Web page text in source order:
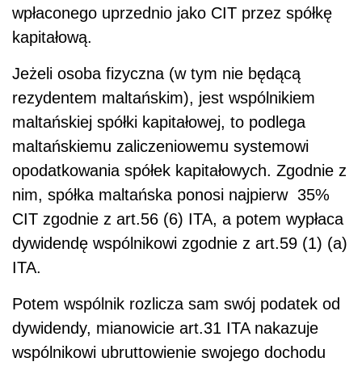
wpłaconego uprzednio jako CIT przez spółkę
kapitałową.
Jeżeli osoba fizyczna (w tym nie będącą
rezydentem maltańskim), jest wspólnikiem
maltańskiej spółki kapitałowej, to podlega
maltańskiemu zaliczeniowemu systemowi
opodatkowania spółek kapitałowych. Zgodnie z
nim, spółka maltańska ponosi najpierw 35%
CIT zgodnie z art.56 (6) ITA, a potem wypłaca
dywidendę wspólnikowi zgodnie z art.59 (1) (a)
ITA.
Potem wspólnik rozlicza sam swój podatek od
dywidendy, mianowicie art.31 ITA nakazuje
wspólnikowi ubruttowienie swojego dochodu